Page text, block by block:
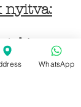
h
WhatsApp